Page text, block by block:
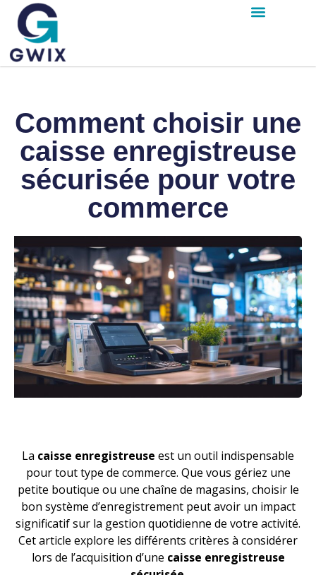
Comment choisir une
caisse enregistreuse
sécurisée pour votre
commerce
La caisse enregistreuse est un outil indispensable
pour tout type de commerce. Que vous gériez une
petite boutique ou une chaîne de magasins, choisir le
bon système d’enregistrement peut avoir un impact
significatif sur la gestion quotidienne de votre activité.
Cet article explore les différents critères à considérer
lors de l’acquisition d’une caisse enregistreuse